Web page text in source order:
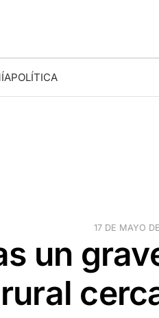
POLÍTICA
17 DE MAYO
un